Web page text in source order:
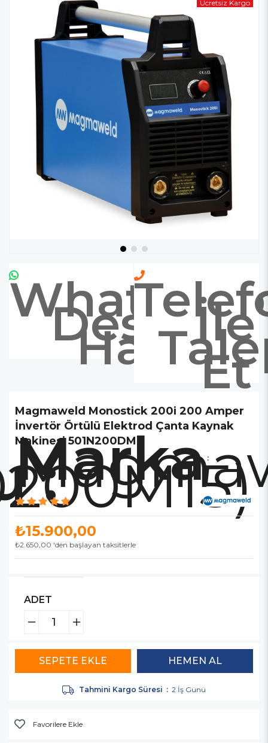
Ücretsiz Kargo
Whatsapp
Destek
Hattıİle
Et
Magmaweld Monostick 200i 200 Amper
İnvertör Örtülü Elektrod Çanta Kaynak
Makinesi 501N200DMF
Marka :
₺15.900,00
₺2.650,00 'den başlayan taksitlerle
ADET
Tahmini Kargo Süresi : 2 İş Günü
Favorilere Ekle